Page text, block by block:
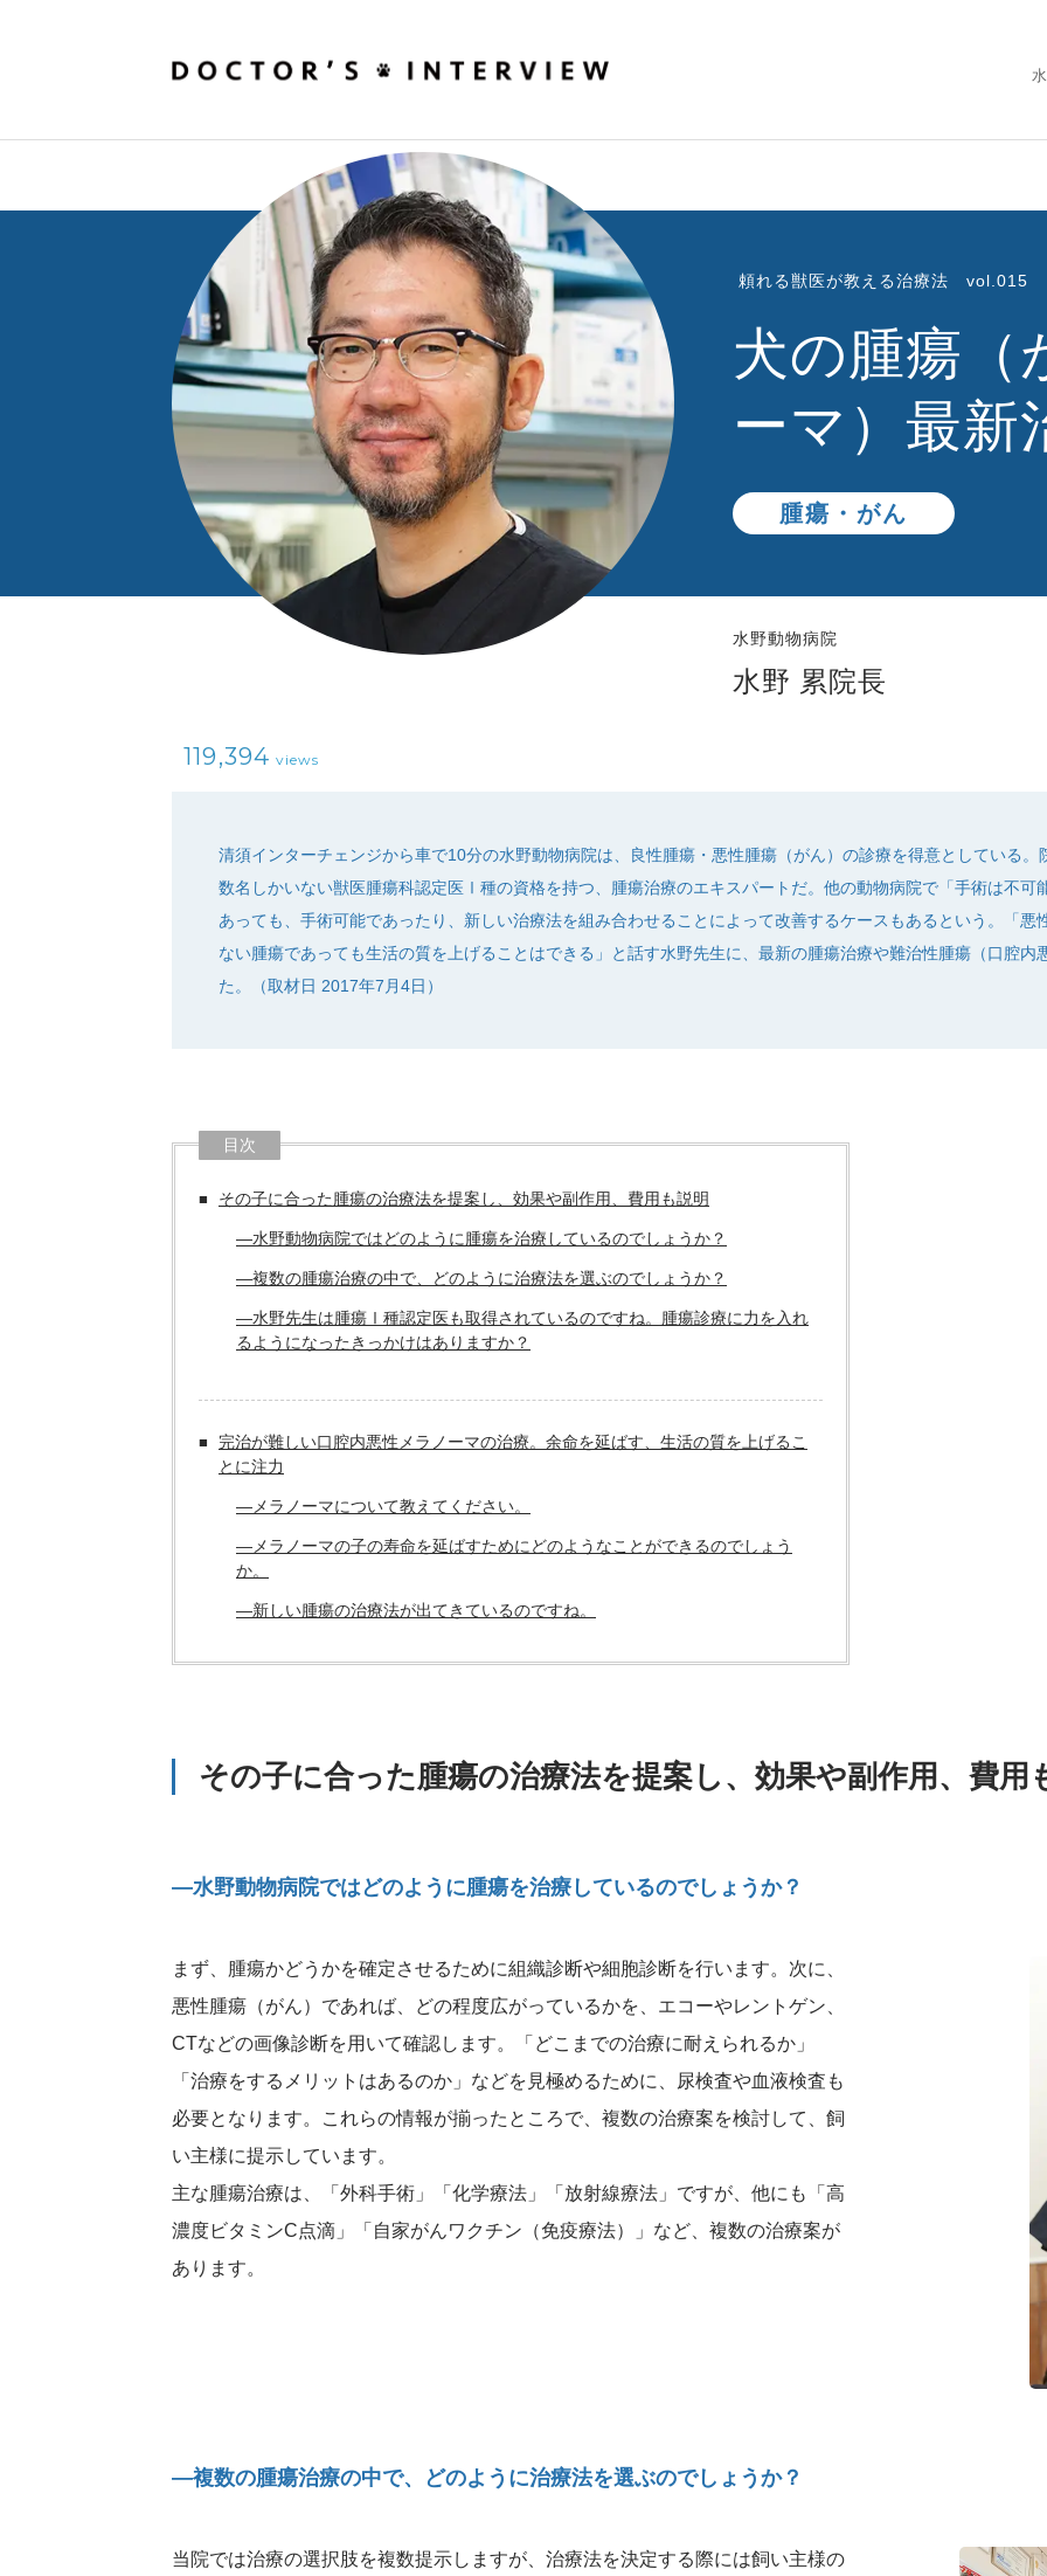
頼れる獣医が教える治療法 vol.015
犬の腫瘍（
ーマ）最新
腫瘍・がん
水野動物病院
水野 累院長
119,394 views
清須インターチェンジから車で10分の水野動物病院は、良性腫瘍・悪性腫瘍（がん）の診療を得意としている
数名しかいない獣医腫瘍科認定医Ⅰ種の資格を持つ、腫瘍治療のエキスパートだ。他の動物病院で「手術は不可
あっても、手術可能であったり、新しい治療法を組み合わせることによって改善するケースもあるという。「
ない腫瘍であっても生活の質を上げることはできる」と話す水野先生に、最新の腫瘍治療や難治性腫瘍（口腔内
た。（取材日 2017年7月4日）
目次
その子に合った腫瘍の治療法を提案し、効果や副作用、費用も説明
―水野動物病院ではどのように腫瘍を治療しているのでしょうか？
―複数の腫瘍治療の中で、どのように治療法を選ぶのでしょうか？
―水野先生は腫瘍Ⅰ種認定医も取得されているのですね。腫瘍診療に力を入れ
るようになったきっかけはありますか？
完治が難しい口腔内悪性メラノーマの治療。余命を延ばす、生活の質を上げるこ
とに注力
―メラノーマについて教えてください。
―メラノーマの子の寿命を延ばすためにどのようなことができるのでしょう
か。
―新しい腫瘍の治療法が出てきているのですね。
その子に合った腫瘍の治療法を提案し、効果や副作用、費用
―水野動物病院ではどのように腫瘍を治療しているのでしょうか？
まず、腫瘍かどうかを確定させるために組織診断や細胞診断を行います。次に、
悪性腫瘍（がん）であれば、どの程度広がっているかを、エコーやレントゲン、
CTなどの画像診断を用いて確認します。「どこまでの治療に耐えられるか」
「治療をするメリットはあるのか」などを見極めるために、尿検査や血液検査も
必要となります。これらの情報が揃ったところで、複数の治療案を検討して、飼
い主様に提示しています。
主な腫瘍治療は、「外科手術」「化学療法」「放射線療法」ですが、他にも「高
濃度ビタミンC点滴」「自家がんワクチン（免疫療法）」など、複数の治療案が
あります。
―複数の腫瘍治療の中で、どのように治療法を選ぶのでしょうか？
当院では治療の選択肢を複数提示しますが、治療法を決定する際には飼い主様の